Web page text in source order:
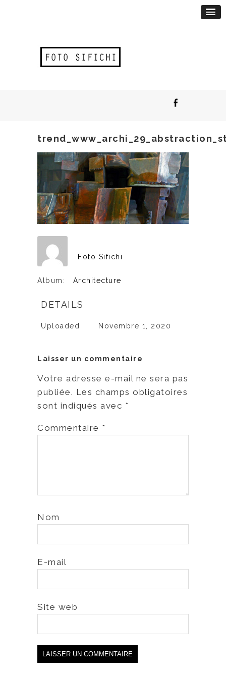
Foto Sifichi
Album: Architecture
DETAILS
Uploaded Novembre 1, 2020
Laisser un commentaire
Votre adresse e-mail ne sera pas
publiée. Les champs obligatoires
sont indiqués avec *
Commentaire *
Nom
E-mail
Site web